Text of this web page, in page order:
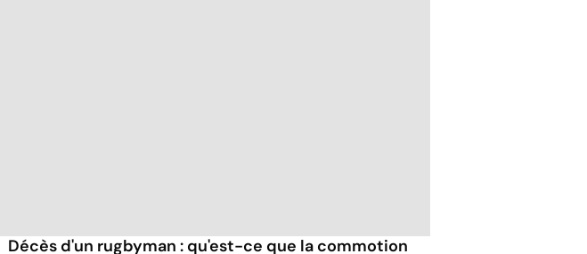
Décès d'un rugbyman : qu'est-ce que la commotion